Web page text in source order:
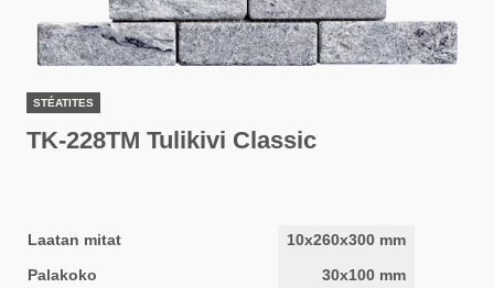
STÉATITES
TK-228TM Tulikivi Classic
Laatan mitat
10x260x300 mm
Palakoko
30x100 mm